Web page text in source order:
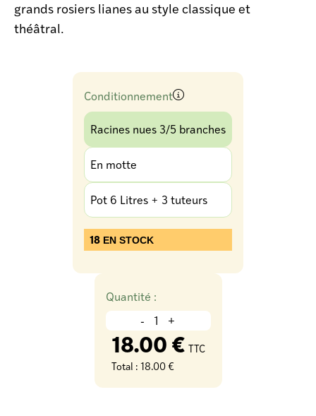
grands rosiers lianes au style classique et
théâtral.
Conditionnement
Racines nues 3/5 branches
En motte
Pot 6 Litres + 3 tuteurs
18 EN STOCK
Quantité :
- +
18.00 € TTC
Total : 18.00 €